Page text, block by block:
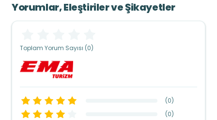
Yorumlar, Eleştiriler ve Şikayetler
Toplam Yorum Sayısı (0)
(0)
(0)